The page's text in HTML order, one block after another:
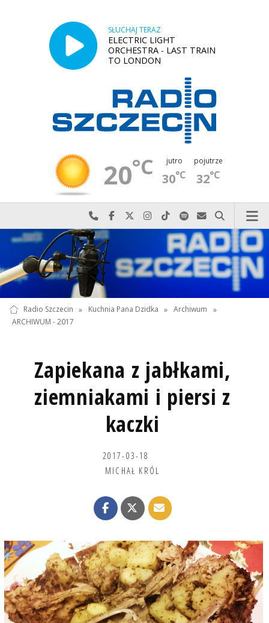
SŁUCHAJ TERAZ
ELECTRIC LIGHT
ORCHESTRA - LAST TRAIN
TO LONDON
20°C jutro
30°C
pojutrze
32°C
Najlepiej po prostu do nas zadzwoń
Odwiedź nas na Facebook-u
Odwiedź nas na X
Odwiedź nas na Instagram-ie
Odwiedź nas na TikTok-u
Szukaj nas na Spotify
Wyślij do nas
Szukaj
Radio Szczecin » Kuchnia Pana Dzidka » Archiwum
»
ARCHIWUM - 2017
Zapiekana z jabłkami,
ziemniakami i piersi z
kaczki
2017-03-18
MICHAŁ KRÓL